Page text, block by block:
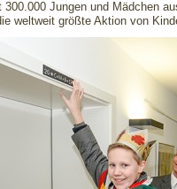
300.000 Jungen und Mädchen
weltweit größte Aktion von